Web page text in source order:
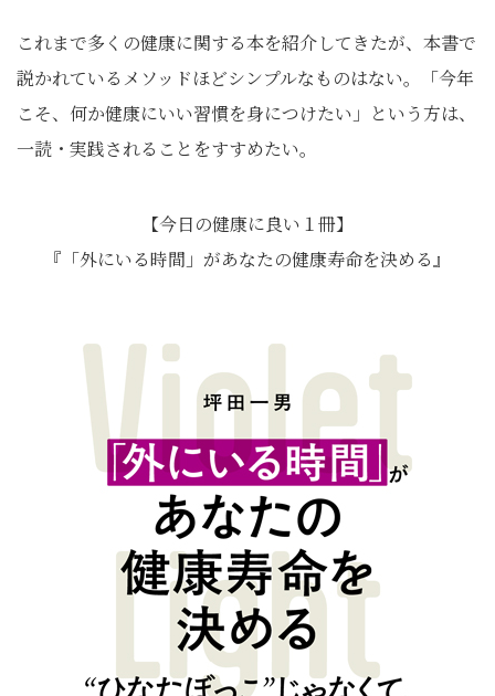
これまで多くの健康に関する本を紹介してきたが、本書で
説かれているメソッドほどシンプルなものはない。「今年
こそ、何か健康にいい習慣を身につけたい」という方は、
一読・実践されることをすすめたい。
【今日の健康に良い１冊】
『「外にいる時間」があなたの健康寿命を決める』